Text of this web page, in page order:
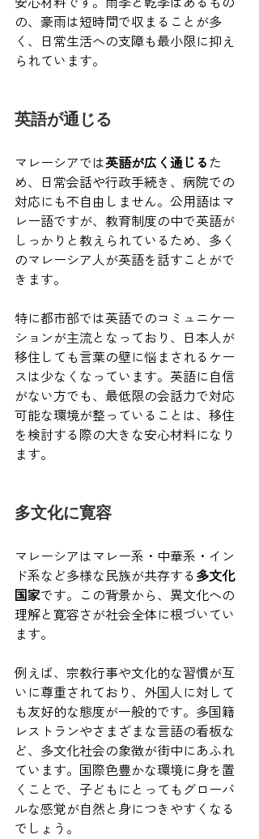
の、豪雨は短時間で収まることが多
く、日常生活への支障も最小限に抑え
られています。
英語が通じる
マレーシアでは英語が広く通じるた
め、日常会話や行政手続き、病院での
対応にも不自由しません。公用語はマ
レー語ですが、教育制度の中で英語が
しっかりと教えられているため、多く
のマレーシア人が英語を話すことがで
きます。
特に都市部では英語でのコミュニケー
ションが主流となっており、日本人が
移住しても言葉の壁に悩まされるケー
スは少なくなっています。英語に自信
がない方でも、最低限の会話力で対応
可能な環境が整っていることは、移住
を検討する際の大きな安心材料になり
ます。
多文化に寛容
マレーシアはマレー系・中華系・イン
ド系など多様な民族が共存する多文化
国家です。この背景から、異文化への
理解と寛容さが社会全体に根づいてい
ます。
例えば、宗教行事や文化的な習慣が互
いに尊重されており、外国人に対して
も友好的な態度が一般的です。多国籍
レストランやさまざまな言語の看板な
ど、多文化社会の象徴が街中にあふれ
ています。国際色豊かな環境に身を置
くことで、子どもにとってもグローバ
ルな感覚が自然と身につきやすくなる
でしょう。